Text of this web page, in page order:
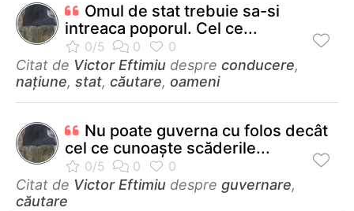
Omul de stat trebuie sa-si
intreaca poporul. Cel ce...
Citat de Victor Eftimiu despre conducere,
națiune, stat, căutare, oameni
Nu poate guverna cu folos decât
cel ce cunoaște scăderile...
Citat de Victor Eftimiu despre guvernare,
căutare